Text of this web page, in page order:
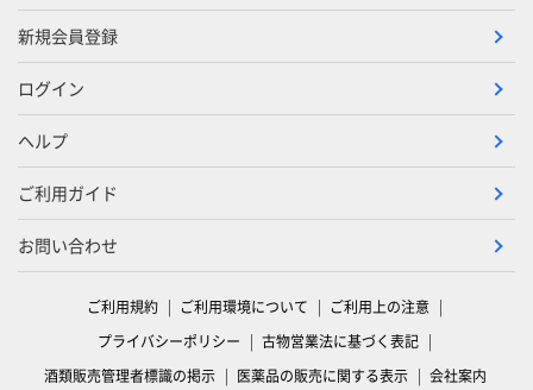
新規会員登録
ログイン
ヘルプ
ご利用ガイド
お問い合わせ
ご利用規約 ご利用環境について
ご利用上の注意
プライバシーポリシー
古物営業法に基づく表記
酒類販売管理者標識の掲示
医薬品の販売に関する表示 会社案内